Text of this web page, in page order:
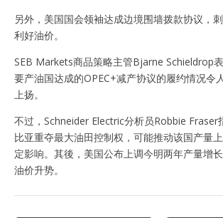
另外，美国国会领袖达成边境围墙拨款协议，
利好油价。
SEB Markets商品策略主管Bjarne Schieldrop
要产油国达成的OPEC+减产协议的履约情况令
上扬。
不过，Schneider Electric分析员Robbie Fraser
比亚重夺最大油田控制权，可能推动该国产量
定影响。其後，美国公布上调今明两年产量增
油价升势。